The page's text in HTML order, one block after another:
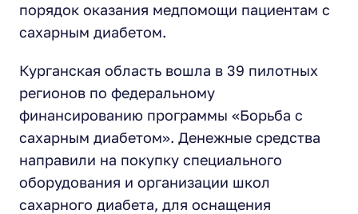
порядок оказания медпомощи пациентам с
сахарным диабетом.
Курганская область вошла в 39 пилотных
регионов по федеральному
финансированию программы «Борьба с
сахарным диабетом». Денежные средства
направили на покупку специального
оборудования и организации школ
сахарного диабета, для оснащения